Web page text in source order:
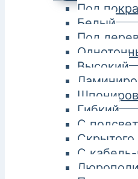
Под
Белый
Под
Высокий
Гибкий
С
Скрытого
С